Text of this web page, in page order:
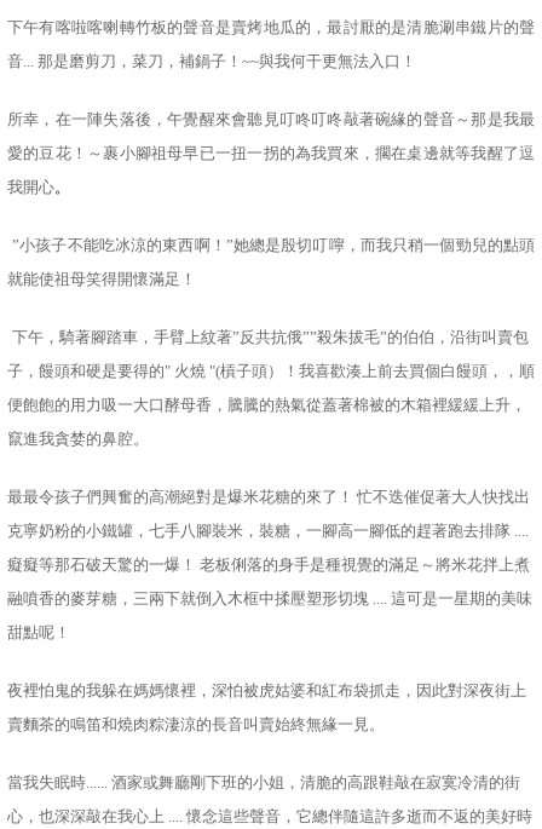
下午有喀啦喀喇轉竹板的聲音是賣烤地瓜的，最討厭的是清脆涮串鐵片的聲
音
那是磨剪刀，菜刀，補鍋子！ ~~與我何干更無法入口！
所幸，在一陣失落後，午覺醒來會聽見叮咚叮咚敲著碗緣的聲音～那是我最
愛的豆花！～裹小腳祖母早已一扭一拐的為我買來，擱在桌邊就等我醒了逗
我開心。
”小孩子不能吃冰涼的東西啊！”她總是殷切叮嚀，而我只稍一個勁兒的點頭
就能使祖母笑得開懷滿足！
下午，騎著腳踏車，手臂上紋著”反共抗俄””殺朱拔毛”的伯伯，沿街叫賣包
子，饅頭和硬是要得的" 火燒 "(槓子頭）！我喜歡湊上前去買個白饅頭，，順
便飽飽的用力吸一大口酵母香，騰騰的熱氣從蓋著棉被的木箱裡緩緩上升，
竄進我貪婪的鼻腔。
最最令孩子們興奮的高潮絕對是爆米花糖的來了！ 忙不迭催促著大人快找出
克寧奶粉的小鐵罐，七手八腳裝米，裝糖，一腳高一腳低的趕著跑去排隊 ....
癡癡等那石破天驚的一爆！ 老板俐落的身手是種視覺的滿足～將米花拌上煮
融噴香的麥芽糖，三兩下就倒入木框中揉壓塑形切塊 .... 這可是一星期的美味
甜點呢！
夜裡怕鬼的我躲在媽媽懷裡，深怕被虎姑婆和紅布袋抓走，因此對深夜街上
賣麵茶的鳴笛和燒肉粽淒涼的長音叫賣始終無緣一見。
當我失眠時...... 酒家或舞廳剛下班的小姐，清脆的高跟鞋敲在寂寞冷清的街
心，也深深敲在我心上 .... 懷念這些聲音，它總伴隨這許多逝而不返的美好時